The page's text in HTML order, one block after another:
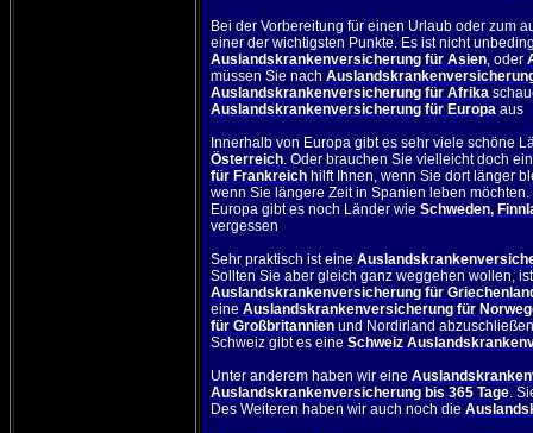
Bei der Vorbereitung für einen Urlaub oder zum
einer der wichtigsten Punkte. Es ist nicht
Auslandskrankenversicherung für Asien, oder
müssen Sie nach
Auslandskrankenversicherung für Afrika
Auslandskrankenversicherung für Europa aus
Innerhalb von Europa gibt es sehr viele schöne
Österreich. Oder brauchen Sie vielleicht doch
für Frankreich hilft Ihnen, wenn Sie dort länger
wenn Sie längere Zeit in Spanien leben
Europa gibt es noch Länder wieSchweden,
vergessen
Sehr praktisch ist eine
Sollten Sie aber gleich ganz weggehen wollen,
Auslandskrankenversicherung für
eine Auslandskrankenversicherung für
für Großbritannien und Nordirland
Schweiz gibt es eineSchweiz
Unter anderem haben wir eine
Auslandskrankenversicherung bis 365 Tage.
Des Weiteren haben wir auch noch die